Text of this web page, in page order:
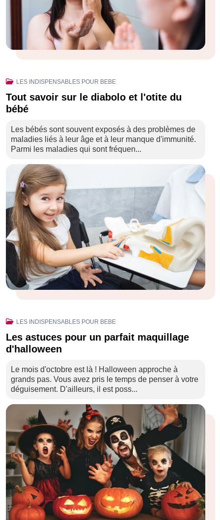
LES INDISPENSABLES POUR BEBE
Tout savoir sur le diabolo et l'otite du
bébé
Les bébés sont souvent exposés à des problèmes de
maladies liés à leur âge et à leur manque d'immunité.
Parmi les maladies qui sont fréquen...
LES INDISPENSABLES POUR BEBE
Les astuces pour un parfait maquillage
d'halloween
Le mois d'octobre est là ! Halloween approche à
grands pas. Vous avez pris le temps de penser à votre
déguisement. D'ailleurs, il est poss...